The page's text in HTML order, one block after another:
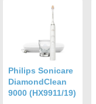
Philips Sonicare
DiamondClean
9000 (HX9911/19)